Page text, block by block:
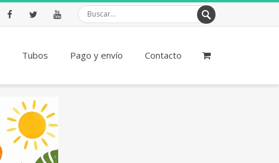
Tubos Pago y envío Contacto